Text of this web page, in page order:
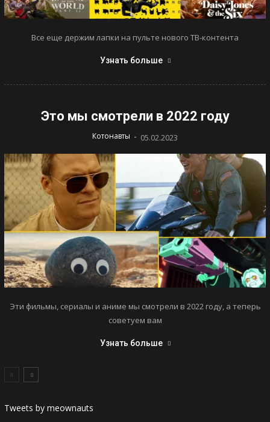
Все еще держим лапки на пульте нового ТВ-контента
Узнать больше
Это мы смотрели в 2022 году
Котонавты - 05.02.2023
Эти фильмы, сериалы и аниме мы смотрели в 2022 году, а теперь
советуем вам
Узнать больше
Tweets by meownauts